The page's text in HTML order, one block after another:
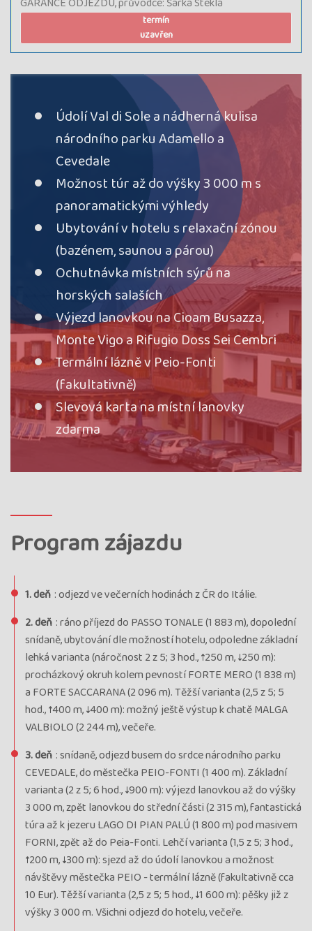
termín
uzavřen
Údolí Val di Sole a nádherná kulisa
národního parku Adamello a
Cevedale
Možnost túr až do výšky 3 000 m s
panoramatickými výhledy
Ubytování v hotelu s relaxační zónou
(bazénem, saunou a párou)
Ochutnávka místních sýrů na
horských salaších
Výjezd lanovkou na Cioam Busazza,
Monte Vigo a Rifugio Doss Sei Cembri
Termální lázně v Peio-Fonti
(fakultativně)
Slevová karta na místní lanovky
zdarma
Program zájazdu
1. deň : odjezd ve večerních hodinách z ČR do Itálie.
2. deň : ráno příjezd do PASSO TONALE (1 883 m), dopolední
snídaně, ubytování dle možností hotelu, odpoledne základní
lehká varianta (náročnost 2 z 5; 3 hod., ↑250 m, ↓250 m):
procházkový okruh kolem pevností FORTE MERO (1 838 m)
a FORTE SACCARANA (2 096 m). Těžší varianta (2,5 z 5; 5
hod., ↑400 m, ↓400 m): možný ještě výstup k chatě MALGA
VALBIOLO (2 244 m), večeře.
3. deň : snídaně, odjezd busem do srdce národního parku
CEVEDALE, do městečka PEIO-FONTI (1 400 m). Základní
varianta (2 z 5; 6 hod., ↓900 m): výjezd lanovkou až do výšky
3 000 m, zpět lanovkou do střední části (2 315 m), fantastická
túra až k jezeru LAGO DI PIAN PALÚ (1 800 m) pod masivem
FORNI, zpět až do Peia-Fonti. Lehčí varianta (1,5 z 5; 3 hod.,
↑200 m, ↓300 m): sjezd až do údolí lanovkou a možnost
návštěvy městečka PEIO - termální lázně (fakultativně cca
10 Eur). Těžší varianta (2,5 z 5; 5 hod., ↓1 600 m): pěšky již z
výšky 3 000 m. Všichni odjezd do hotelu, večeře.